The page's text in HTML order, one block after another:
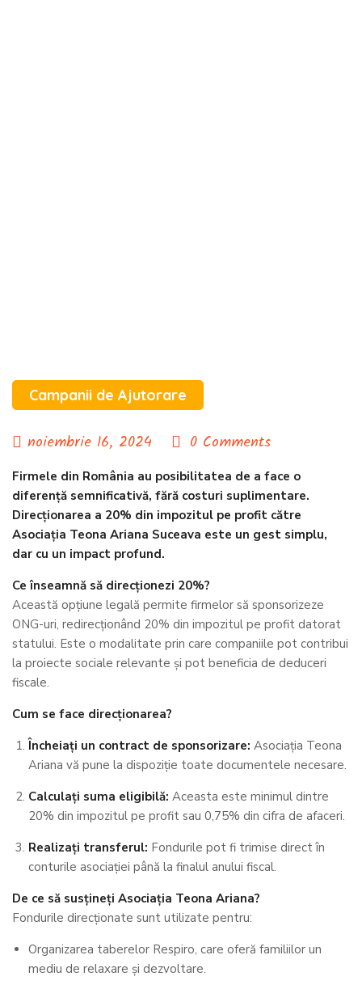
Campanii de Ajutorare
noiembrie 16, 2024 0 Comments
Firmele din România au posibilitatea de a face o
diferență semnificativă, fără costuri suplimentare.
Direcționarea a 20% din impozitul pe profit către
Asociația Teona Ariana Suceava este un gest simplu,
dar cu un impact profund.
Ce înseamnă să direcționezi 20%?
Această opțiune legală permite firmelor să sponsorizeze
ONG-uri, redirecționând 20% din impozitul pe profit datorat
statului. Este o modalitate prin care companiile pot contribui
la proiecte sociale relevante și pot beneficia de deduceri
fiscale.
Cum se face direcționarea?
Încheiați un contract de sponsorizare: Asociația Teona
Ariana vă pune la dispoziție toate documentele necesare.
Calculați suma eligibilă: Aceasta este minimul dintre
20% din impozitul pe profit sau 0,75% din cifra de afaceri.
Realizați transferul: Fondurile pot fi trimise direct în
conturile asociației până la finalul anului fiscal.
De ce să susțineți Asociația Teona Ariana?
Fondurile direcționate sunt utilizate pentru:
Organizarea taberelor Respiro, care oferă familiilor un
mediu de relaxare și dezvoltare.